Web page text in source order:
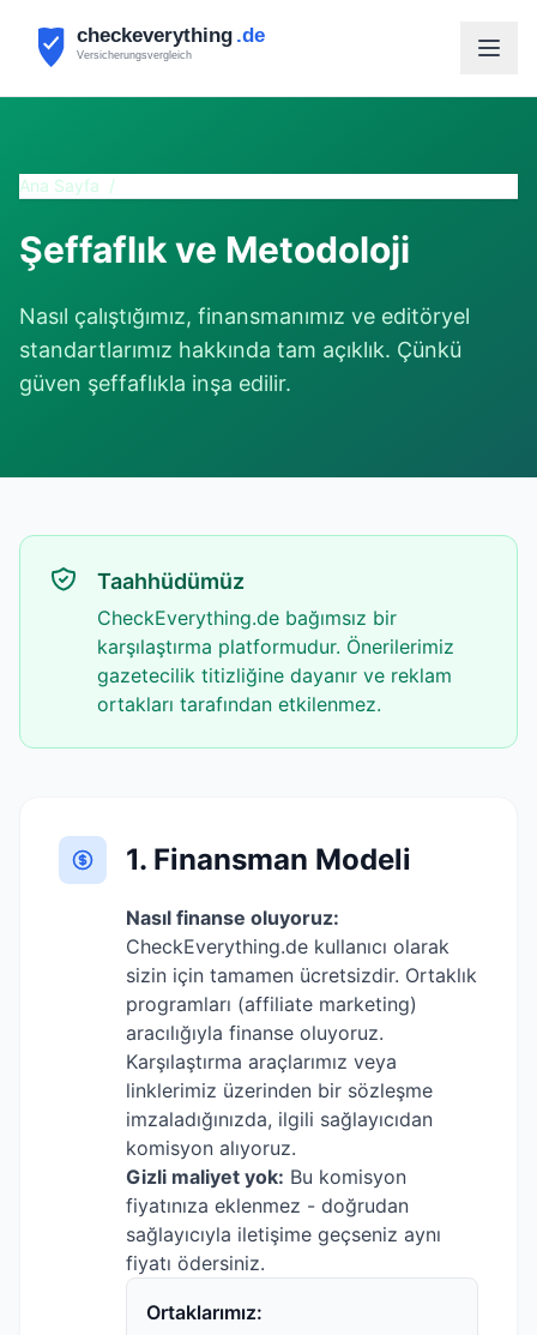
Ana Sayfa /
Şeffaflık ve Metodoloji
Nasıl çalıştığımız, finansmanımız ve editöryel
standartlarımız hakkında tam açıklık. Çünkü
güven şeffaflıkla inşa edilir.
Taahhüdümüz
CheckEverything.de bağımsız bir
karşılaştırma platformudur. Önerilerimiz
gazetecilik titizliğine dayanır ve reklam
ortakları tarafından etkilenmez.
1. Finansman Modeli
Nasıl finanse oluyoruz:
CheckEverything.de kullanıcı olarak
sizin için tamamen ücretsizdir. Ortaklık
programları (affiliate marketing)
aracılığıyla finanse oluyoruz.
Karşılaştırma araçlarımız veya
linklerimiz üzerinden bir sözleşme
imzaladığınızda, ilgili sağlayıcıdan
komisyon alıyoruz.
Gizli maliyet yok: Bu komisyon
fiyatınıza eklenmez - doğrudan
sağlayıcıyla iletişime geçseniz aynı
fiyatı ödersiniz.
Ortaklarımız: